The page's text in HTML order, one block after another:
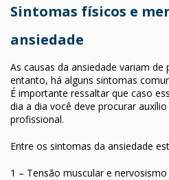
Sintomas físicos e
ansiedade
As causas da ansiedade variam de
entanto, há alguns sintomas
É importante ressaltar que caso
dia a dia você deve procurar
profissional.
Entre os sintomas da ansiedade
1 – Tensão muscular e nervosismo